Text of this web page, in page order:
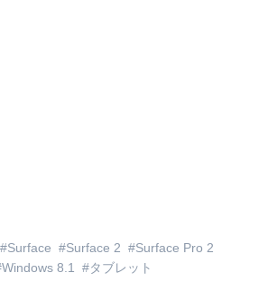
Surface Surface 2
Surface Pro 2
Windows 8.1
タブレット